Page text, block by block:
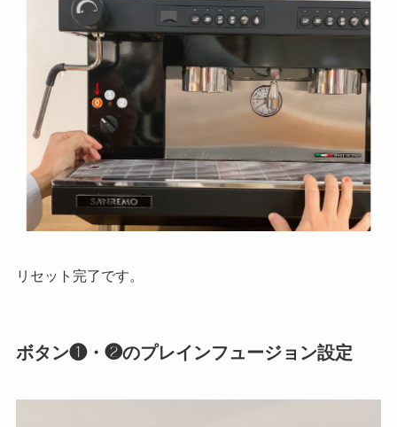
リセット完了です。
ボタン❶・❷のプレインフュージョン設定